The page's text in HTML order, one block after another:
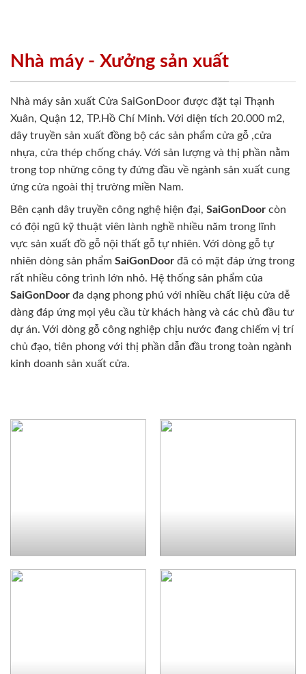
Nhà máy - Xưởng sản xuất
Nhà máy sản xuất Cửa SaiGonDoor được đặt tại Thạnh
Xuân, Quận 12, TP.Hồ Chí Minh. Với diện tích 20.000 m2,
dây truyền sản xuất đồng bộ các sản phẩm cửa gỗ ,cửa
nhựa, cửa thép chống cháy. Với sản lượng và thị phần nằm
trong top những công ty đứng đầu về ngành sản xuất cung
ứng cửa ngoài thị trường miền Nam.
Bên cạnh dây truyền công nghệ hiện đại, SaiGonDoor còn
có đội ngũ kỹ thuật viên lành nghề nhiều năm trong lĩnh
vực sản xuất đồ gỗ nội thất gỗ tự nhiên. Với dòng gỗ tự
nhiên dòng sản phẩm SaiGonDoor đã có mặt đáp ứng trong
rất nhiều công trình lớn nhỏ. Hệ thống sản phẩm của
SaiGonDoor đa dạng phong phú với nhiều chất liệu cửa dễ
dàng đáp ứng mọi yêu cầu từ khách hàng và các chủ đầu tư
dự án. Với dòng gỗ công nghiệp chịu nước đang chiếm vị trí
chủ đạo, tiên phong với thị phần dẫn đầu trong toàn ngành
kinh doanh sản xuất cửa.